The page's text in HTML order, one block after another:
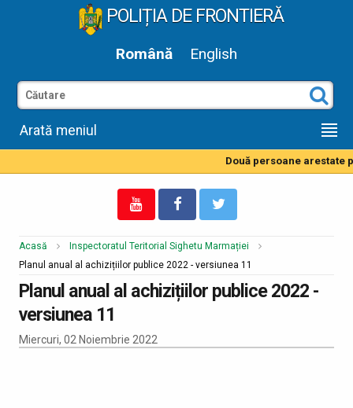
POLIȚIA DE FRONTIERĂ
Română English
Arată meniul
Două persoane arestate
Acasă
Inspectoratul Teritorial Sighetu Marmației
Planul anual al achizițiilor publice 2022 - versiunea 11
Planul anual al achizițiilor publice 2022 -
versiunea 11
Miercuri, 02 Noiembrie 2022